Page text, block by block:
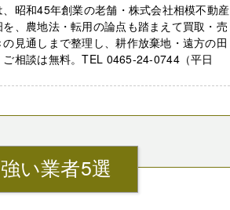
昭和45年創業の老舗・株式会社相模不動産
、農地法・転用の論点も踏まえて買取・売
見通しまで整理し、耕作放棄地・遠方の田
相談は無料。TEL 0465-24-0744（平日
い業者5選